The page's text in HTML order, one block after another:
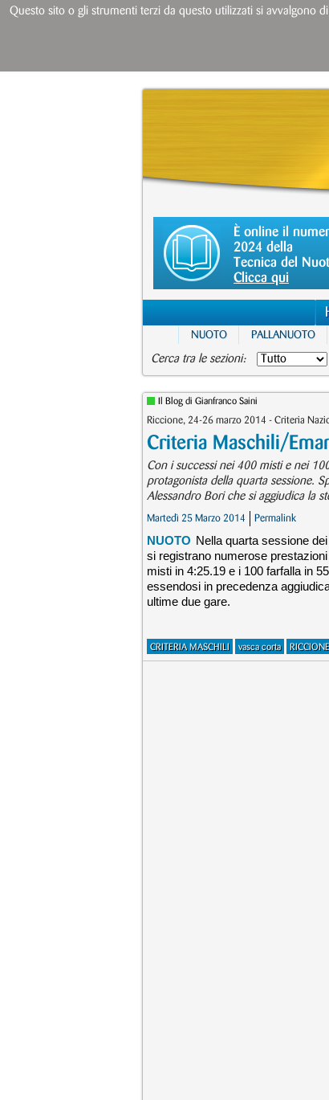
È online il
2024 della
Tecnica del
Clicca qui
NUOTO PALLANUOTO
Cerca tra le sezioni:
Il Blog di Gianfranco Saini
Riccione, 24-26 marzo 2014 - Criteria
Criteria Maschili/
Con i successi nei 400 misti e nei
protagonista della quarta sessione.
Alessandro Bori che si aggiudica la
Martedì 25 Marzo 2014 Permalink
NUOTO Nella quarta sessione
si registrano numerose
misti in 4:25.19 e i 100 farfalla in
essendosi in precedenza
ultime due gare.
CRITERIA MASCHILI vasca corta RICCIONE
Questo sito o gli strumenti terzi da questo utilizzati si avvalgono